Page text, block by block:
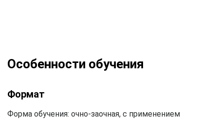
Особенности обучения
Формат
Форма обучения: очно-заочная, с применением